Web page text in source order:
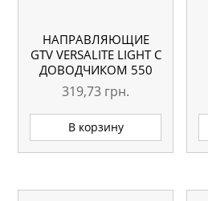
НАПРАВЛЯЮЩИЕ
GTV VERSALITE LIGHT С
ДОВОДЧИКОМ 550
ММ
319,73 грн.
В корзину